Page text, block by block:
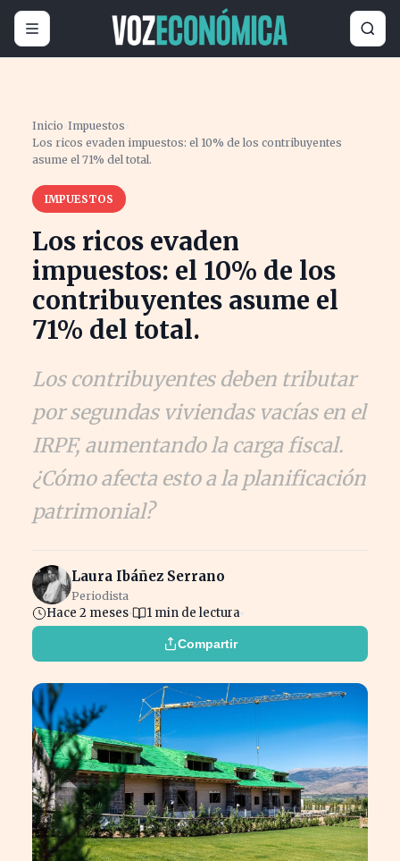
Inicio ›Impuestos ›
Los ricos evaden impuestos: el 10% de los contribuyentes
asume el 71% del total.
IMPUESTOS
Los ricos evaden
impuestos: el 10% de los
contribuyentes asume el
71% del total.
Los contribuyentes deben tributar
por segundas viviendas vacías en el
IRPF, aumentando la carga fiscal.
¿Cómo afecta esto a la planificación
patrimonial?
Laura Ibáñez Serrano
Periodista
Hace 2 meses 1 min de lectura
Compartir